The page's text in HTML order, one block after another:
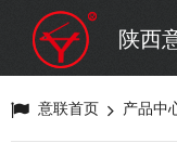
陕西
意联首页 产品中